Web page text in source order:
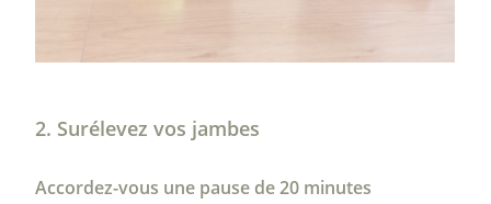
2. Surélevez vos jambes
Accordez-vous une pause de 20 minutes